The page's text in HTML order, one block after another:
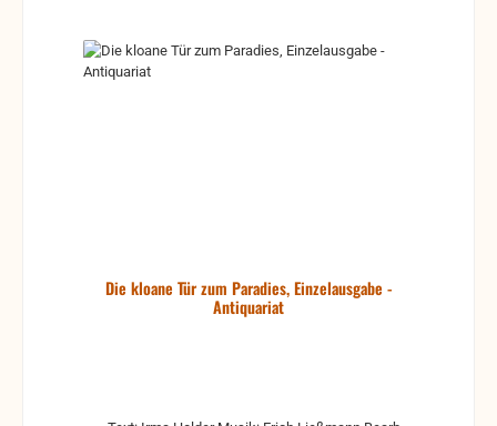
Die kloane Tür zum Paradies, Einzelausgabe -
Antiquariat